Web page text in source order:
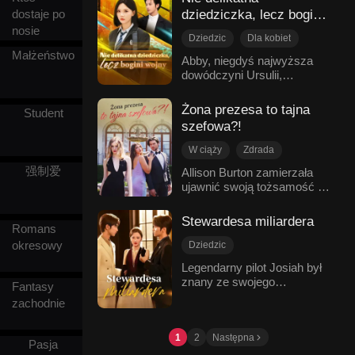
dostaje po
nosie
Małżeństwo
Student
强制爱
Romans
okresowy
Fantasy
zachodnie
Pasja
połączyli się jako rodzina.
połączyło ich. Ku swojemu
przerażeniu Hailey odkryła,
że jest w ciąży, a co bardziej
niewytłumaczalny sposób
nawiązał z nią telepatyczną
myśl. Odtąd wewnętrzny
głos Hailey docierał do
kogoś, na kim mogła
polegać i kogo mogła cenić.
Nie była już zastraszana –
Daniel ją rozpieszczał, ale
Audrey – bliskiej przyjaciółki
matki Aarona, która skrycie
żywi do niego uczucia.
Violet, aż ta w końcu otwiera
oczy i składa pozew o
przekonany, że Violet po
prostu robi sceny z byle
powodu. Później, gdy Violet
wraca do swojej kariery,
prawdziwą tożsamość –
okazuje się, że jest
męskich problemów. Pełen
Violet, a nawet wytropia ją w
jej miejscu pracy. Kiedy
Violet szykuje się do
przyjęcia pacjenta, podnosi
z problemem „tam na
dole"?"
dziedziczka, lecz bogini
wojny
Dziedzic
Dla kobiet
Student
Podróż w czasie
Supermoce
Powrót
Abby, niegdyś najwyższa
dowódczyni Ursulii,
dziedziczka. Podczas ich
pierwszego spotkania,
krwawiąc i posiniaczona,
użyła boskich umiejętności,
mistrzostwa wyścigowe, po
czym chłodno odeszła. Gdy
bankiecie wyższych sfer,
siostrę do basenu, szokując
wszystkich. Każdy, kto chce
ją podbić, powinien najpierw
dokładnie zważyć własne
Żona prezesa to tajna
szefowa?!
W ciąży
Zdrada
Ukryta tożsamość
Rozwód
CEO
Nowoczesny romans
Allison Burton zamierzała
ujawnić swoją tożsamość i
projektu. Znalazła swojego
męża, Jeremy'ego Walsha,
z Melanie Russell na
konfrontacji z wrogością
teściowej postanowiła
doprowadziła do jej
poronienia. W trakcie
Stewardesa miliardera
Dziedzic
Pierwsza miłość
Nieporozumienie
Legendarny pilot Josiah był
znany ze swojego
zakochany w Amelii, ale
1 2 Następna